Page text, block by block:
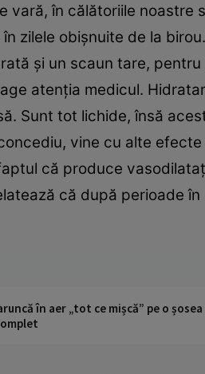
vară, în călătoriile noastre
zilele obişnuite de la
şi un scaun tare,
atenţia medicul.
Sunt tot lichide, însă
vine cu alte
că produce
că după perioade
în aer „tot ce mișcă” pe o